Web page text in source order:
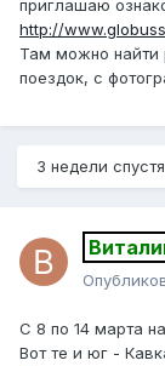
приглашаю
http://
Там можно найти
поездок, с
3 недели
С 8 по 14 марта
Вот те и юг -